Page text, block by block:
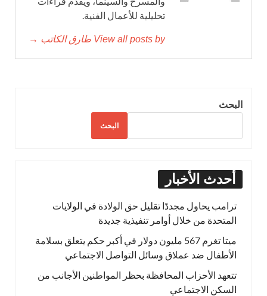
تحليلية للأعمال الفنية.
View all posts by طارق الكاتب →
البحث
البحث
أحدث الأخبار
ترامب يحاول مجددًا تقليل حق الولادة في الولايات
المتحدة من خلال أوامر تنفيذية جديدة
ميتا تغرم 567 مليون دولار في أكبر حكم يتعلق بسلامة
الأطفال ضد عملاق وسائل التواصل الاجتماعي
تتعهد الأحزاب المحافظة بحظر المواطنين الأجانب من
السكن الاجتماعي